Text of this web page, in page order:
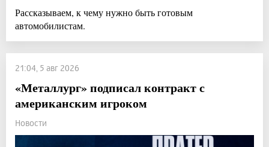
Рассказываем, к чему нужно быть готовым
автомобилистам.
21:04, 5 авг 2026
«Металлург» подписал контракт с
американским игроком
Новости